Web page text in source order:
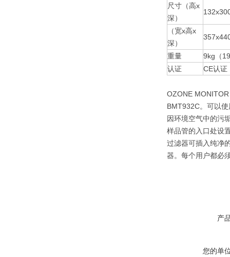
尺寸（高x
深）
（宽x高x
深）
重量
9kg（
认证
CE认证
OZONE
BMT932C。可以
因环境空气中的污
样品管的入口处设
过滤器可插入纯净
器。每个用户都必
产
您的单